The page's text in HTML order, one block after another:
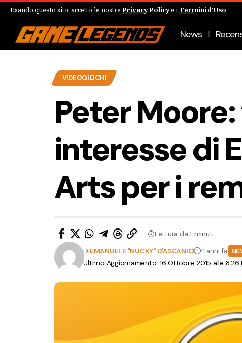
Usando questo sito, accetto le nostre Privacy Policye i Termini d'Uso.
News
VIDEOGIOCHI
Peter Moore:
interesse di
Arts per i
Ultimo Aggiornamento: 16 Ottobre 2015 alle 8:26
DiEMANUELE "NUCKY" D'ASCANIO 11 anni fa
Lettura da 1 minuti